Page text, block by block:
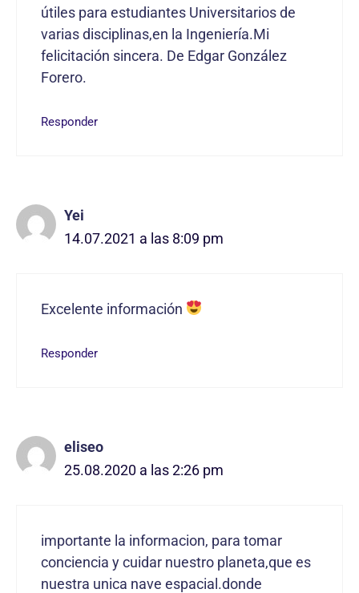
útiles para estudiantes Universitarios de
varias disciplinas,en la Ingeniería.Mi
felicitación sincera. De Edgar González
Forero.
Responder
Yei
14.07.2021 a las 8:09 pm
Excelente información
Responder
eliseo
25.08.2020 a las 2:26 pm
importante la informacion, para tomar
conciencia y cuidar nuestro planeta,que es
nuestra unica nave espacial.donde